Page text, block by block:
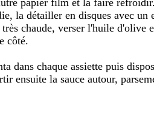
la détailler en disques avec un
chaude, verser l'huile d'olive
côté.
dans chaque assiette puis
ensuite la sauce autour,